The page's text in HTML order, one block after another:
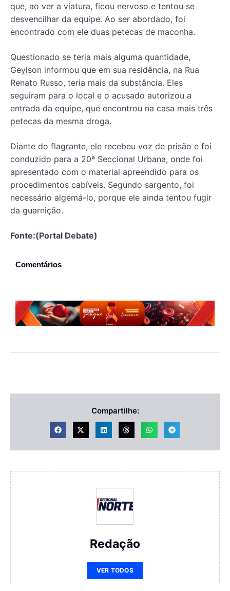
que, ao ver a viatura, ficou nervoso e tentou se
desvencilhar da equipe. Ao ser abordado, foi
encontrado com ele duas petecas de maconha.
Questionado se teria mais alguma quantidade,
Geylson informou que em sua residência, na Rua
Renato Russo, teria mais da substância. Eles
seguiram para o local e o acusado autorizou a
entrada da equipe, que encontrou na casa mais três
petecas da mesma droga.
Diante do flagrante, ele recebeu voz de prisão e foi
conduzido para a 20ª Seccional Urbana, onde foi
apresentado com o material apreendido para os
procedimentos cabíveis. Segundo sargento, foi
necessário algemá-lo, porque ele ainda tentou fugir
da guarnição.
Fonte:(Portal Debate)
Comentários
Compartilhe:
Redação
VER TODOS